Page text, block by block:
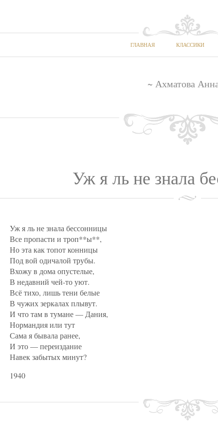
ГЛАВНАЯ КЛАССИКИ
~ Ахматова
Уж я ль не знала
Уж я ль не знала бессонницы
Все пропасти и троп**ы**,
Но эта как топот конницы
Под вой одичалой трубы.
Вхожу в дома опустелые,
В недавний чей-то уют.
Всё тихо, лишь тени белые
В чужих зеркалах плывут.
И что там в тумане — Дания,
Нормандия или тут
Сама я бывала ранее,
И это — переиздание
Навек забытых минут?
1940